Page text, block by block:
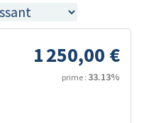
1 250,00 €
prime : 33.13%